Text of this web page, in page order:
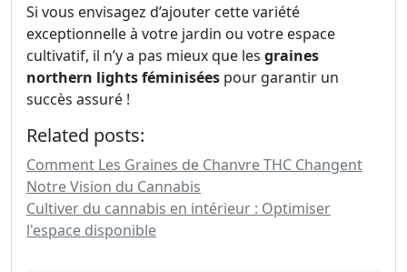
Si vous envisagez d’ajouter cette variété
exceptionnelle à votre jardin ou votre espace
cultivatif, il n’y a pas mieux que les graines
northern lights féminisées pour garantir un
succès assuré !
Related posts:
Comment Les Graines de Chanvre THC Changent
Notre Vision du Cannabis
Cultiver du cannabis en intérieur : Optimiser
l'espace disponible